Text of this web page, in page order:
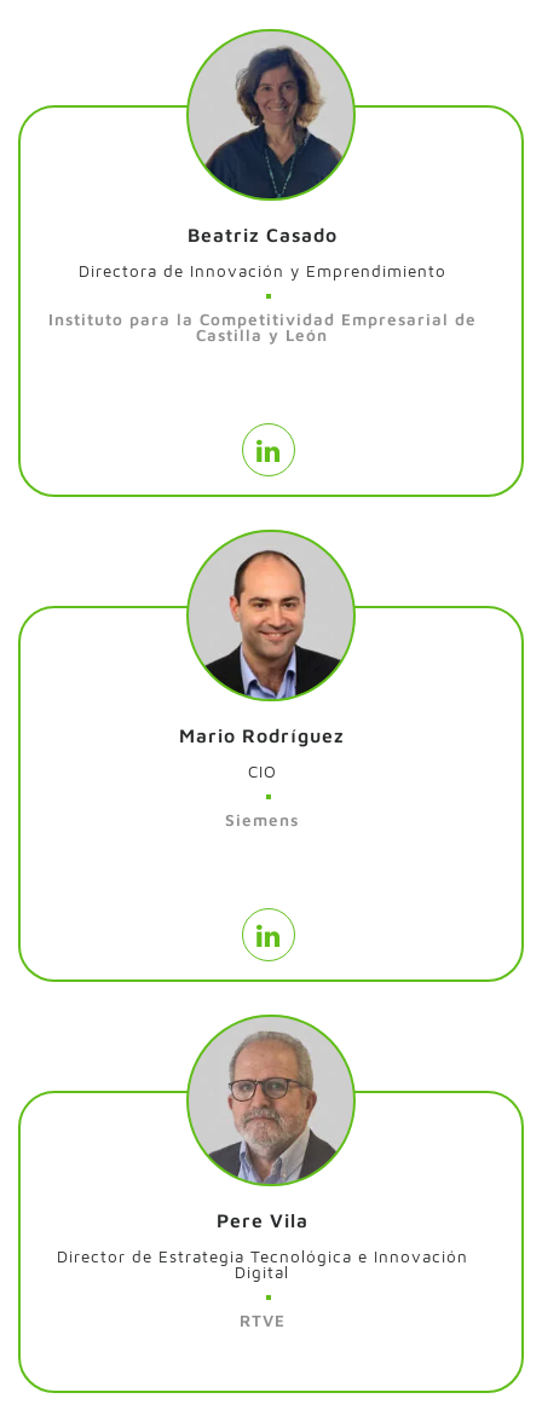
Beatriz Casado
Directora de Innovación y Emprendimiento
Instituto para la Competitividad Empresarial de
Castilla y León
Mario Rodríguez
CIO
Siemens
Pere Vila
Director de Estrategia Tecnológica e Innovación
Digital
RTVE